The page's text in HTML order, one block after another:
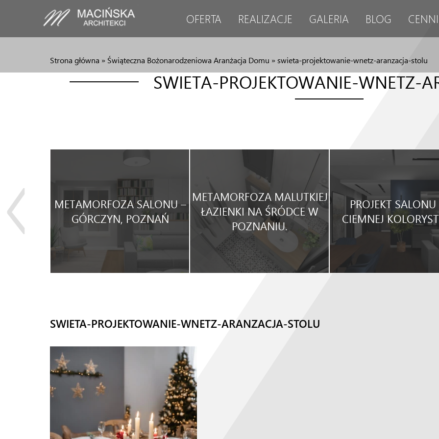
OFERTA REALIZACJE GALERIA BLOG
Strona główna » Świąteczna Bożonarodzeniowa Aranżacja Domu »swieta-projektowanie-wnetz-aranzacja-stolu
SWIETA-PROJEKTOWANIE-WNETZ-
METAMORFOZA SALONU –
GÓRCZYN, POZNAŃ
METAMORFOZA MALUTKIEJ
ŁAZIENKI NA ŚRÓDCE W
POZNANIU.
PROJEKT
CIEMNEJ
SWIETA-PROJEKTOWANIE-WNETZ-ARANZACJA-STOLU